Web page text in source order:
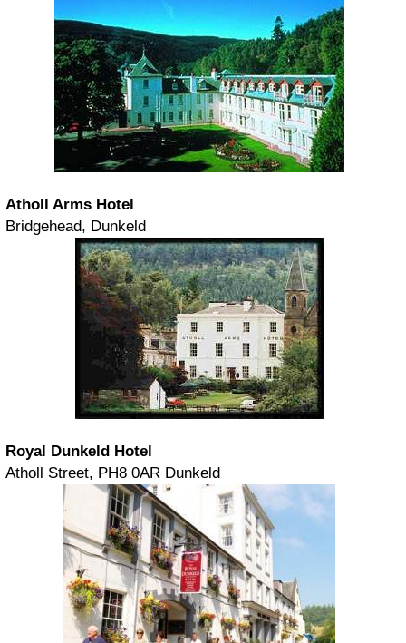
Atholl Arms Hotel
Bridgehead, Dunkeld
Royal Dunkeld Hotel
Atholl Street, PH8 0AR Dunkeld